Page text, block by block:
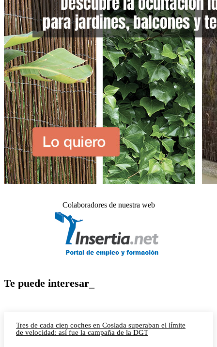
Colaboradores de nuestra web
Te puede interesar_
Tres de cada cien coches en Coslada superaban el límite
de velocidad: así fue la campaña de la DGT